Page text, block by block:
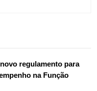
regulamento para
na Função